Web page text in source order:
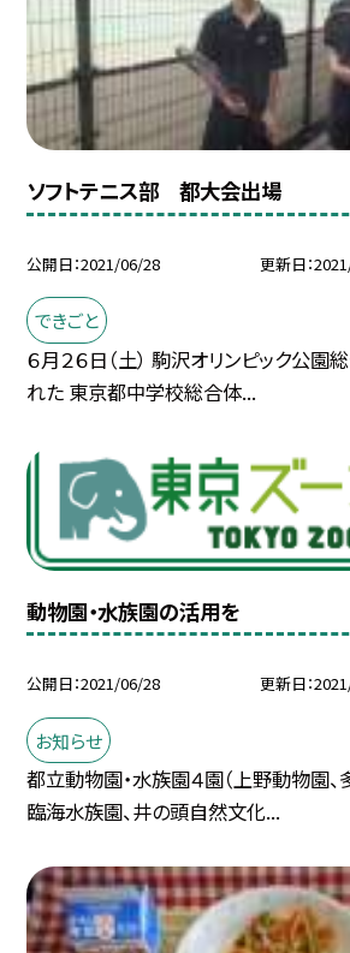
ソフトテニス部 都大会出場
公開日 2021/06/28 更新日
できごと
６月２６日（土） 駒沢オリンピック公
れた 東京都中学校総合体...
動物園・水族園の活用を
公開日 2021/06/28 更新日
お知らせ
都立動物園・水族園４園（上野動物園
臨海水族園、井の頭自然文化...